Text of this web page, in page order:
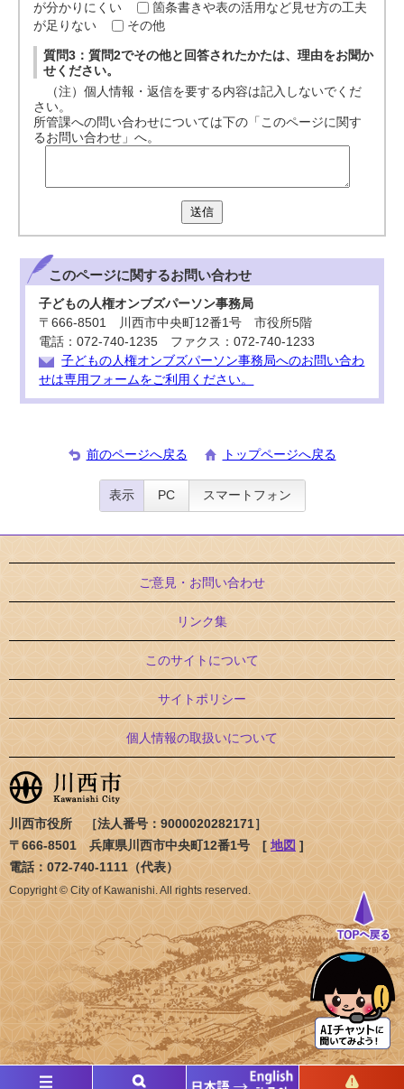
が分かりにくい
箇条書きや表の活用など見せ方の工夫
が足りない
その他
質問3：質問2でその他と回答されたかたは、理由をお聞か
せください。
（注）個人情報・返信を要する内容は記入しないでくだ
さい。
所管課への問い合わせについては下の「このページに関す
るお問い合わせ」へ。
送信
このページに関するお問い合わせ
子どもの人権オンブズパーソン事務局
〒666-8501 川西市中央町12番1号 市役所5階
電話：072-740-1235 ファクス：072-740-1233
子どもの人権オンブズパーソン事務局へのお問い合わ
せは専用フォームをご利用ください。
前のページへ戻る トップページへ戻る
表示 PC スマートフォン
ご意見・お問い合わせ
リンク集
このサイトについて
サイトポリシー
個人情報の取扱いについて
川西市役所 ［法人番号：9000020282171］
〒666-8501 兵庫県川西市中央町12番1号 [ 地図 ]
電話：072-740-1111（代表）
Copyright © City of Kawanishi. All rights reserved.